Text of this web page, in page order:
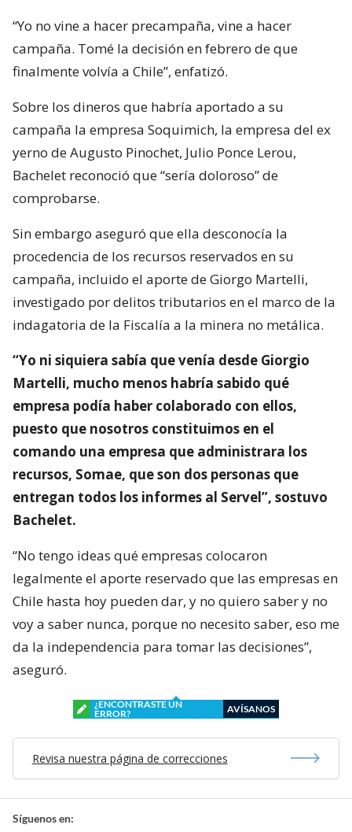
“Yo no vine a hacer precampaña, vine a hacer
campaña. Tomé la decisión en febrero de que
finalmente volvía a Chile”, enfatizó.
Sobre los dineros que habría aportado a su
campaña la empresa Soquimich, la empresa del ex
yerno de Augusto Pinochet, Julio Ponce Lerou,
Bachelet reconoció que “sería doloroso” de
comprobarse.
Sin embargo aseguró que ella desconocía la
procedencia de los recursos reservados en su
campaña, incluido el aporte de Giorgo Martelli,
investigado por delitos tributarios en el marco de la
indagatoria de la Fiscalía a la minera no metálica.
“Yo ni siquiera sabía que venía desde Giorgio
Martelli, mucho menos habría sabido qué
empresa podía haber colaborado con ellos,
puesto que nosotros constituimos en el
comando una empresa que administrara los
recursos, Somae, que son dos personas que
entregan todos los informes al Servel”, sostuvo
Bachelet.
“No tengo ideas qué empresas colocaron
legalmente el aporte reservado que las empresas en
Chile hasta hoy pueden dar, y no quiero saber y no
voy a saber nunca, porque no necesito saber, eso me
da la independencia para tomar las decisiones”,
aseguró.
¿ENCONTRASTE UN
ERROR?
AVÍSANOS
Revisa nuestra página de correcciones
Síguenos en: